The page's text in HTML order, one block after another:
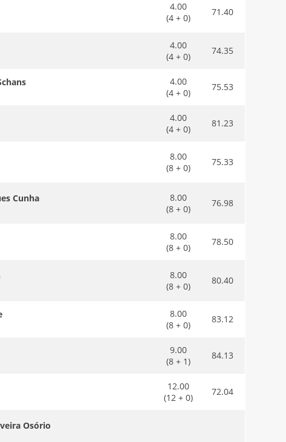
4.00
(4 + 0)
71.40
4.00
(4 + 0)
74.35
4.00
(4 + 0)
75.53
4.00
(4 + 0)
81.23
8.00
(8 + 0)
75.33
Cunha
8.00
(8 + 0)
76.98
8.00
(8 + 0)
78.50
8.00
(8 + 0)
80.40
8.00
(8 + 0)
83.12
9.00
(8 + 1)
84.13
12.00
(12 + 0)
72.04
Osório